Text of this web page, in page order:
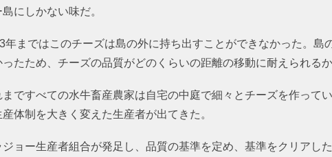
島にしかない味だ。
年まではこのチーズは島の外に持ち出すことができなかった。
ったため、チーズの品質がどのくらいの距離の移動に耐えられる
まですべての水牛畜産農家は自宅の中庭で細々とチーズを作って
産体制を大きく変えた生産者が出てきた。
ジョー生産者組合が発足し、品質の基準を定め、基準をクリアし